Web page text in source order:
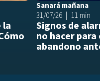
la
Sanará mañana
31/07/26
11 min
Signos de
no hacer
abandono